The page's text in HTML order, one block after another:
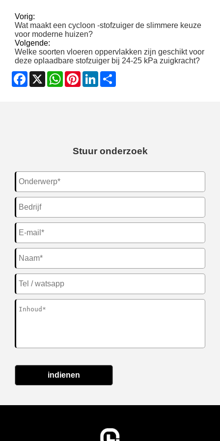
Vorig:
Wat maakt een cycloon -stofzuiger de slimmere keuze
voor moderne huizen?
Volgende:
Welke soorten vloeren oppervlakken zijn geschikt voor
deze oplaadbare stofzuiger bij 24-25 kPa zuigkracht?
Facebook
X WhatsApp
PinterestLinkedIn
Stuur onderzoek
indienen